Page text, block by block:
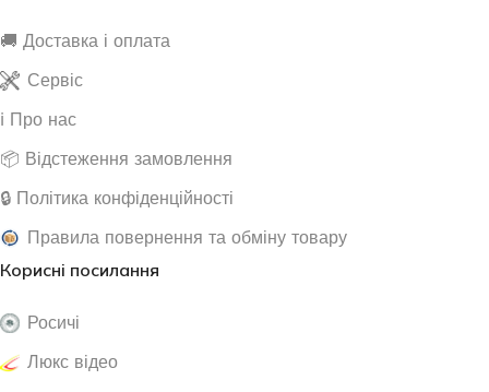
🚚 Доставка і оплата
Сервіс
ℹ️ Про нас
📦 Відстеження замовлення
🔒 Політика конфіденційності
Правила повернення та обміну товару
Корисні посилання
Росичі
Люкс відео